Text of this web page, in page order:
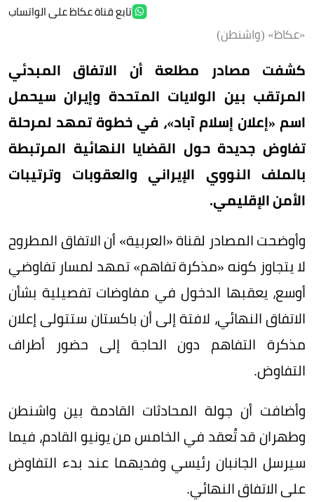
تابع قناة عكاظ على الواتساب
«عكاظ» (واشنطن)
كشفت مصادر مطلعة أن الاتفاق المبدئي
المرتقب بين الولايات المتحدة وإيران سيحمل
اسم «إعلان إسلام آباد»، في خطوة تمهد لمرحلة
تفاوض جديدة حول القضايا النهائية المرتبطة
بالملف النووي الإيراني والعقوبات وترتيبات
الأمن الإقليمي.
وأوضحت المصادر لقناة «العربية» أن الاتفاق المطروح
لا يتجاوز كونه «مذكرة تفاهم» تمهد لمسار تفاوضي
أوسع، يعقبها الدخول في مفاوضات تفصيلية بشأن
الاتفاق النهائي، لافتة إلى أن باكستان ستتولى إعلان
مذكرة التفاهم دون الحاجة إلى حضور أطراف
التفاوض.
وأضافت أن جولة المحادثات القادمة بين واشنطن
وطهران قد تُعقد في الخامس من يونيو القادم، فيما
سيرسل الجانبان رئيسي وفديهما عند بدء التفاوض
على الاتفاق النهائي.